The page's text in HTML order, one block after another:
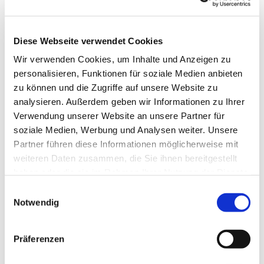
Diese Webseite verwendet Cookies
Wir verwenden Cookies, um Inhalte und Anzeigen zu
personalisieren, Funktionen für soziale Medien anbieten
zu können und die Zugriffe auf unsere Website zu
analysieren. Außerdem geben wir Informationen zu Ihrer
Verwendung unserer Website an unsere Partner für
soziale Medien, Werbung und Analysen weiter. Unsere
Partner führen diese Informationen möglicherweise mit
weiteren Daten zusammen, die Sie ihnen bereitgestellt
Notwendig
Präferenzen
58642 Iserlohn
ev.familienzentrumdroeschede
Mehr erfahren
Ev. Familienzentrum
Davidkindergarten
mitten unter uns“ – dieser Leitsatz prägt unser tägliches
Miteinander. Wir verstehen unsere Kindertageseinrichtung